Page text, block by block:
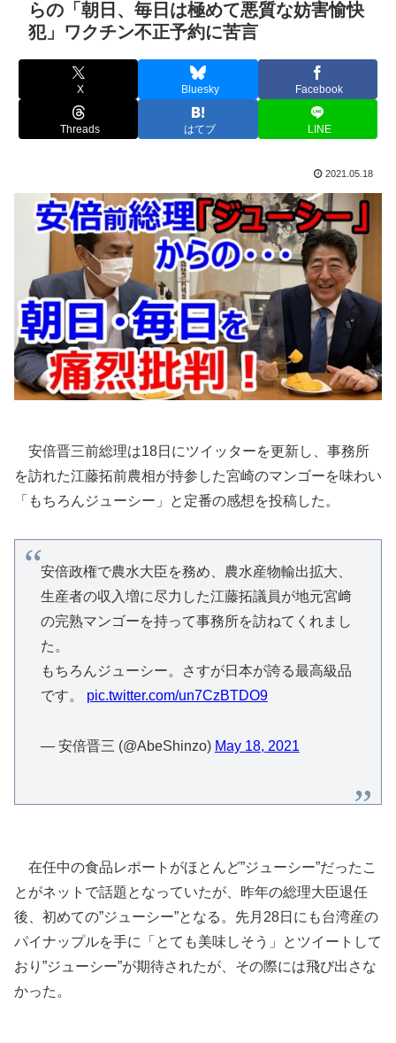
らの「朝日、毎日は極めて悪質な妨害愉快
犯」ワクチン不正予約に苦言
X Bluesky Facebook
Threads はてブ LINE
2021.05.18
安倍晋三前総理は18日にツイッターを更新し、事務所
を訪れた江藤拓前農相が持参した宮崎のマンゴーを味わい
「もちろんジューシー」と定番の感想を投稿した。
安倍政権で農水大臣を務め、農水産物輸出拡大、
生産者の収入増に尽力した江藤拓議員が地元宮﨑
の完熟マンゴーを持って事務所を訪ねてくれまし
た。
もちろんジューシー。さすが日本が誇る最高級品
です。 pic.twitter.com/un7CzBTDO9
— 安倍晋三 (@AbeShinzo) May 18, 2021
在任中の食品レポートがほとんど”ジューシー”だったこ
とがネットで話題となっていたが、昨年の総理大臣退任
後、初めての”ジューシー”となる。先月28日にも台湾産の
パイナップルを手に「とても美味しそう」とツイートして
おり”ジューシー”が期待されたが、その際には飛び出さな
かった。